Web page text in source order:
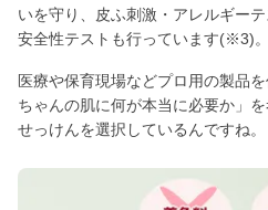
いを守り、皮ふ刺激・アレルギー
安全性テストも行っています(※3)。
医療や保育現場などプロ用の製品
ちゃんの肌に何が本当に必要か」
せっけんを選択しているんですね。